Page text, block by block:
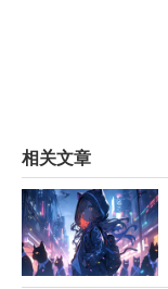
相关文章